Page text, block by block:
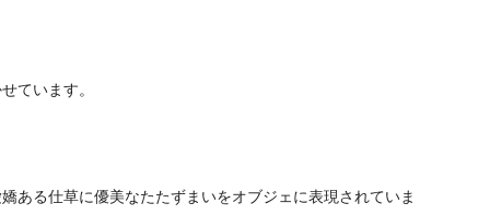
ています。
ある仕草に優美なたたずまいをオブジェに表現されていま